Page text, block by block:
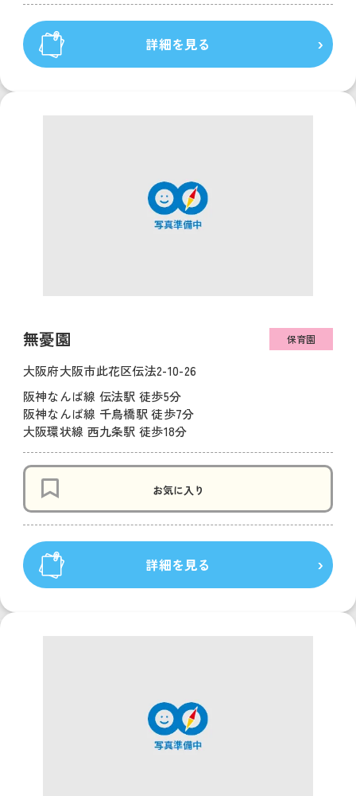
詳細を見る
無憂園 保育園
大阪府大阪市此花区伝法2-10-26
阪神なんば線 伝法駅 徒歩5分
阪神なんば線 千鳥橋駅 徒歩7分
大阪環状線 西九条駅 徒歩18分
お気に入り
詳細を見る